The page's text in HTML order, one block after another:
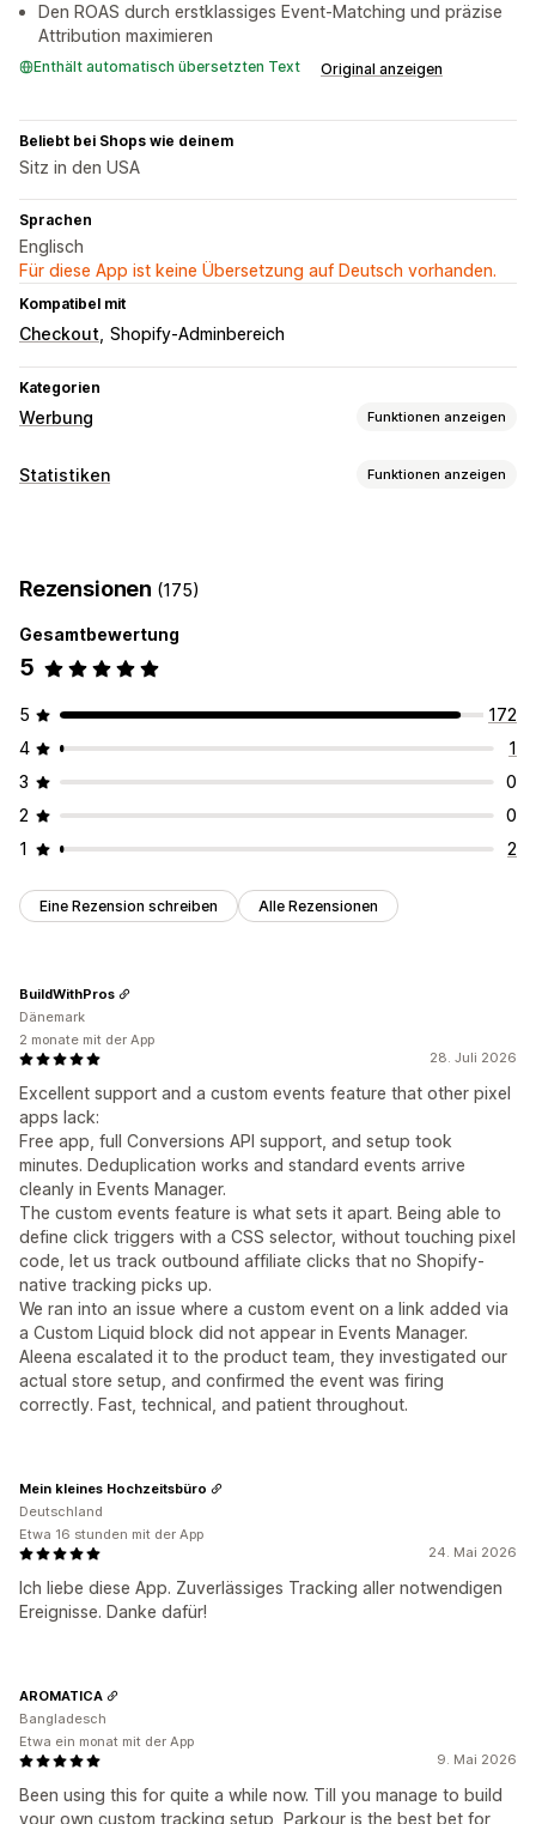
Den ROAS durch erstklassiges Event-Matching und präzise
Attribution maximieren
Enthält automatisch übersetzten Text Original anzeigen
Beliebt bei Shops wie deinem
Sitz in den USA
Sprachen
Englisch
Für diese App ist keine Übersetzung auf Deutsch vorhanden.
Kompatibel mit
Checkout Shopify-Adminbereich
Kategorien
Werbung Funktionen anzeigen
Targeting
Kampagnenmanagement
Leistungsanalyse
Conversion-Tracking UTM-Zuordnung
Statistiken Funktionen anzeigen
Seitenaufrufe Besucher-IP
Marketing und Vertrieb
ROAS Kaufverfolgung
Bildmaterial und Berichte
Analyse-Dashboard DSGVO-Compliance
Rezensionen (175)
Gesamtbewertung
5
5
172
4
1
3
0
2
0
1
2
Eine Rezension schreiben Alle Rezensionen
28. Juli 2026
Excellent support and a custom events feature that other pixel
apps lack:
Free app, full Conversions API support, and setup took
minutes. Deduplication works and standard events arrive
cleanly in Events Manager.
The custom events feature is what sets it apart. Being able to
define click triggers with a CSS selector, without touching pixel
code, let us track outbound affiliate clicks that no Shopify-
native tracking picks up.
We ran into an issue where a custom event on a link added via
a Custom Liquid block did not appear in Events Manager.
Aleena escalated it to the product team, they investigated our
actual store setup, and confirmed the event was firing
correctly. Fast, technical, and patient throughout.
BuildWithPros
Dänemark
2 monate mit der App
24. Mai 2026
Ich liebe diese App. Zuverlässiges Tracking aller notwendigen
Ereignisse. Danke dafür!
Mein kleines Hochzeitsbüro
Deutschland
Etwa 16 stunden mit der App
9. Mai 2026
Been using this for quite a while now. Till you manage to build
your own custom tracking setup, Parkour is the best bet for
AROMATICA
Bangladesch
Etwa ein monat mit der App